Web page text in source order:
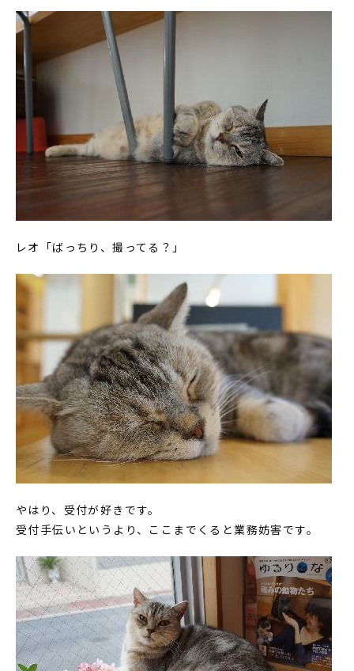
レオ「ばっちり、撮ってる？」
やはり、受付が好きです。
受付手伝いというより、ここまでくると業務妨害です。